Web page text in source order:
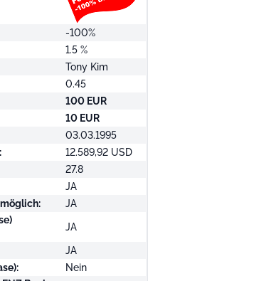
-100%
1.5 %
Tony Kim
0.45
100 EUR
10 EUR
03.03.1995
12.589,92 USD
27.8
JA
möglich:
JA
JA
JA
Nein